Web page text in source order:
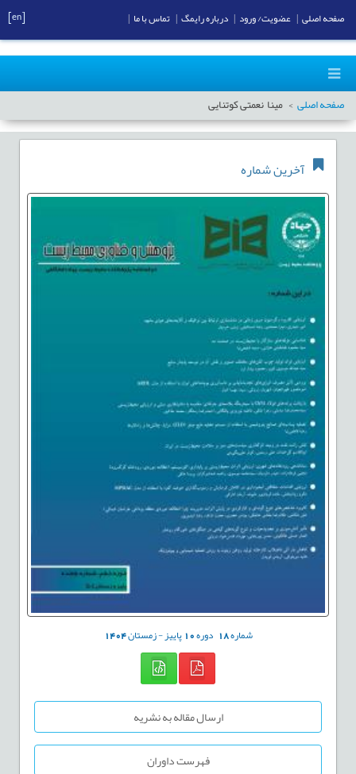
صفحه اصلی مینا نعمتی کوتنایی
آخرین شماره
شماره18 دوره10پاییز - زمستان1404
ارسال مقاله به نشریه
فهرست داوران
صفحه اصلی عضویت/ ورود درباره رایمگ تماس با ما